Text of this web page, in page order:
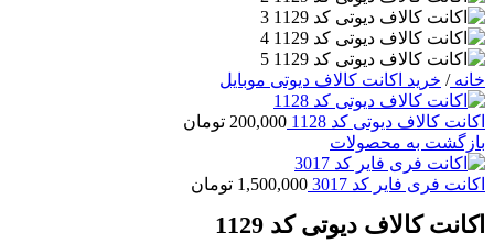
خانه/ خرید اکانت کالاف دیوتی موبایل
اکانت کالاف دیوتی کد 1128 200,000 تومان
بازگشت به محصولات
اکانت فری فایر کد 3017 1,500,000 تومان
اکانت کالاف دیوتی کد 1129